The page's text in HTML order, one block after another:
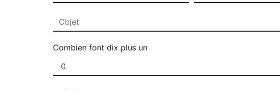
Combien font dix plus un